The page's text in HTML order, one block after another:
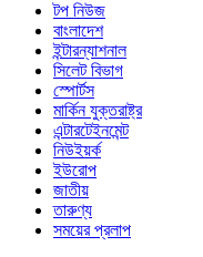
টপ নিউজ
বাংলাদেশ
ইন্টারন্যাশনাল
সিলেট বিভাগ
স্পোর্টস
মার্কিন যুক্তরাষ্ট্র
এন্টারটেইনমেন্ট
নিউইয়র্ক
ইউরোপ
জাতীয়
তারুণ্য
সময়ের প্রলাপ